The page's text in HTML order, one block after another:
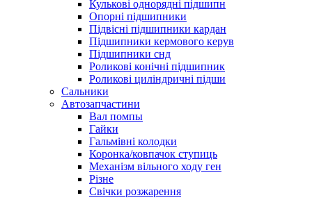
Кулькові однорядні підшипн
Опорні підшипники
Підвісні підшипники кардан
Підшипники кермового керув
Підшипники снд
Роликові конічні підшипник
Роликові циліндричні підши
Сальники
Автозапчастини
Вал помпы
Гайки
Гальмівні колодки
Коронка/ковпачок ступиць
Механізм вільного ходу ген
Різне
Свічки розжарення